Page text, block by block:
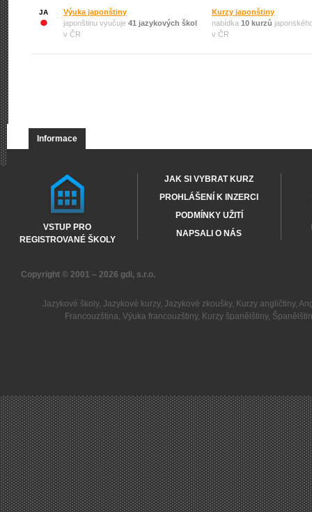
JA
Výuka japonštiny
japonštinu vyučuje 41 jazykových škol
v ČR
Kurzy japonštiny
nabídka 10 kurzů
v ČR
Informace
VSTUP PRO
REGISTROVANÉ ŠKOLY
JAK SI VYBRAT KURZ
PROHLÁŠENÍ K INZERCI
PODMÍNKY UŽITÍ
NAPSALI O NÁS
Copyright © 2001 – 2026 gdi, s.r.o.
Jazykové školy, Jazykové kurzy, Jazykové zkoušky, Kurzy angličtiny,
Francouzština,Výuka francouzštiny, Kurzy španělštiny,